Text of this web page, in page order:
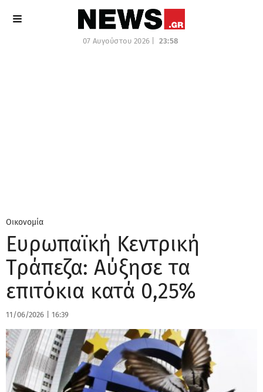
07 Αυγούστου 2026 | 23:58
Οικονομία
Ευρωπαϊκή Κεντρική
Τράπεζα: Αύξησε τα
επιτόκια κατά 0,25%
11/06/2026 16:39